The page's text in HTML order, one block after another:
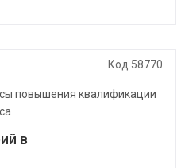
Код 58770
повышения квалификации
в